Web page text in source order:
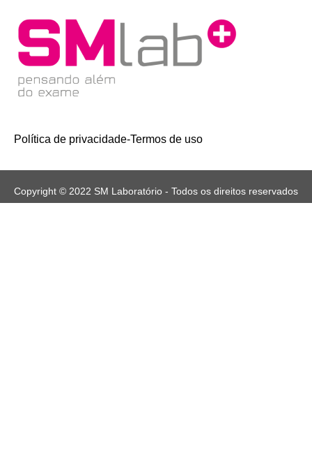
Política de privacidade-Termos de uso
Copyright © 2022 SM Laboratório - Todos os direitos reservados